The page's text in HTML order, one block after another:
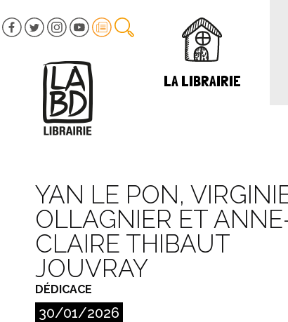
LA LIBRAIRIE
YAN LE PON,
OLLAGNIER ET
CLAIRE THIBAUT
JOUVRAY
DÉDICACE
30/01/2026